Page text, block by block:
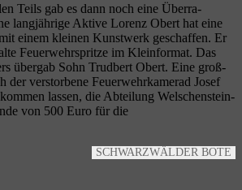
Teils gab es dann noch eine Über­ra­
lang­jäh­ri­ge Akti­ve Lorenz Obert hat eine
einem klei­nen Kunst­werk geschaf­fen. Er
Feu­er­wehr­sprit­ze im Klein­for­mat. Das
über­gab Sohn Trud­bert Obert. Eine groß­
der ver­stor­be­ne Feu­er­wehr­ka­me­rad Josef
las­sen, die Abtei­lung Wel­schen­stein­
von 500 Euro für die
SCHWARZ­WÄL­DER BOTE